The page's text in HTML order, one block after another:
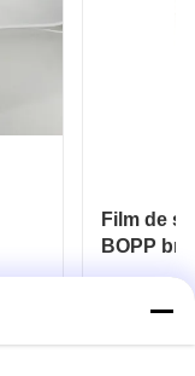
Film de
BOPP
rayures